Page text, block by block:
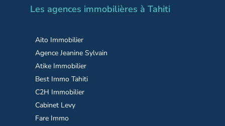
Les agences immobilières à Tahiti
Aito Immobilier
Agence Jeanine Sylvain
Atike Immobilier
Best Immo Tahiti
C2H Immobilier
Cabinet Levy
Fare Immo